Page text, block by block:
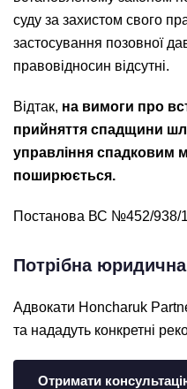
суду за захистом свого
застосування позовної
правовідносин відсутні.
Відтак, на вимоги про
прийняття спадщини
управління спадковим
поширюється.
Постанова ВС №452/938/
Потрібна
Адвокати Honcharuk
та нададуть конкретні
Отримати